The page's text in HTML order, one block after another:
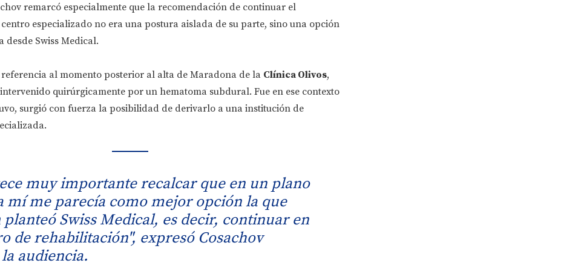
remarcó especialmente que la recomendación de continuar el
especializado no era una postura aislada de su parte, sino una opción
Swiss Medical.
al momento posterior al alta de Maradona de la Clínica Olivos,
quirúrgicamente por un hematoma subdural. Fue en ese contexto
surgió con fuerza la posibilidad de derivarlo a una institución de
muy importante recalcar que en un plano
mí me parecía como mejor opción la que
Swiss Medical, es decir, continuar en
de rehabilitación", expresó Cosachov
audiencia.